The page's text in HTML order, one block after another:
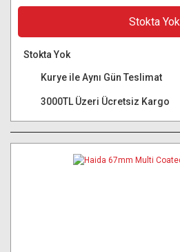
Stokta Yok
Stokta Yok
Kurye ile Aynı Gün Teslimat
3000TL Üzeri Ücretsiz Kargo